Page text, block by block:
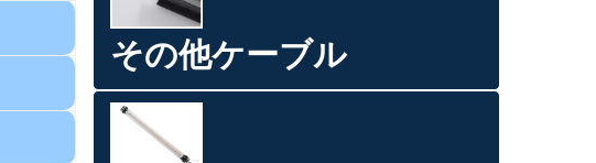
その他ケーブル